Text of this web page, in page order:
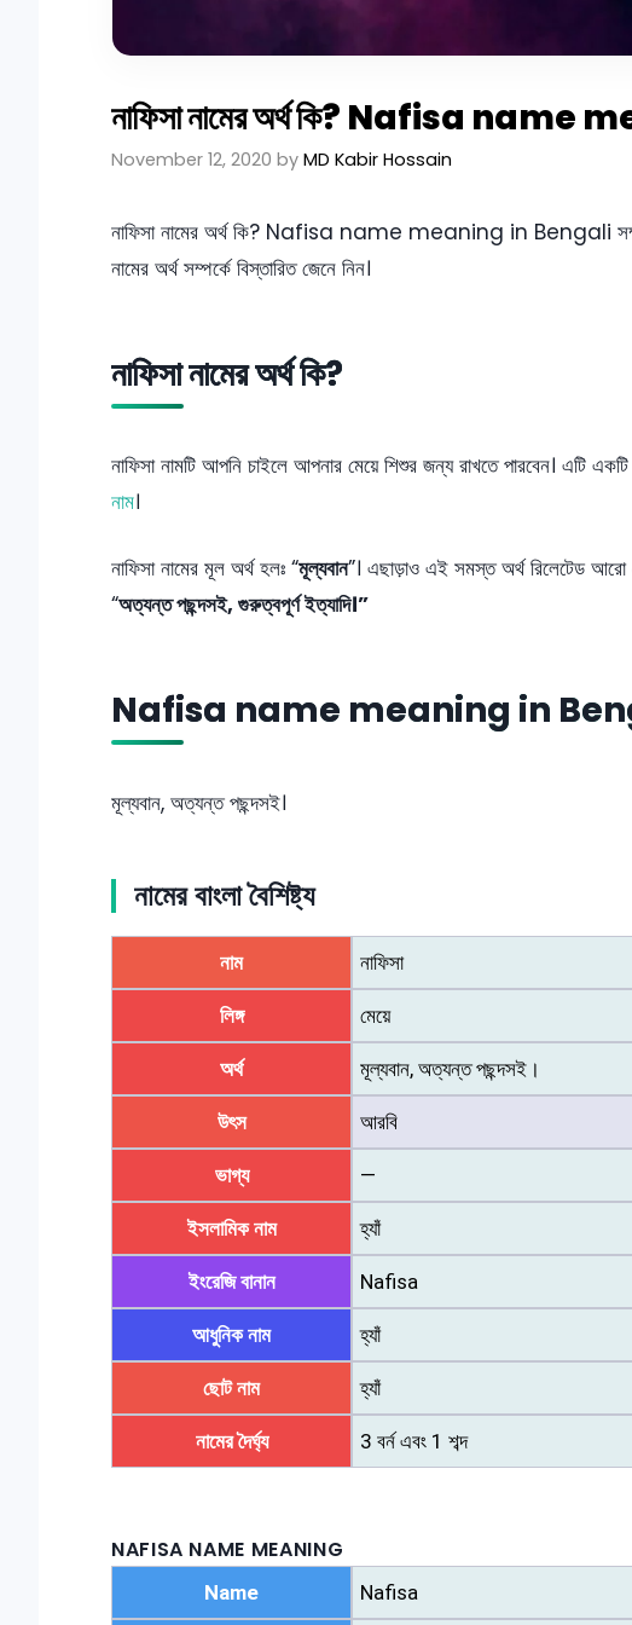
নাফিসা নামের অর্থ কি? Nafisa
November 12, 2020 by MD Kabir Hossain
নাফিসা নামের অর্থ কি? Nafisa name meaning in Bengali সম্পর্কে
নামের অর্থ সম্পর্কে বিস্তারিত জেনে নিন।
নাফিসা নামের অর্থ কি?
নাফিসা নামটি আপনি চাইলে আপনার মেয়ে শিশুর জন্য রাখতে পারবেন। এটি
নাম।
নাফিসা নামের মূল অর্থ হলঃ “মূল্যবান”। এছাড়াও এই সমস্ত অর্থ রিলেটেড
“অত্যন্ত পছন্দসই, গুরুত্বপূর্ণ ইত্যাদি।”
Nafisa name meaning in
মূল্যবান, অত্যন্ত পছন্দসই।
নামের বাংলা বৈশিষ্ট্য
নাম নাফিসা
লিঙ্গ মেয়ে
অর্থ মূল্যবান, অত্যন্ত পছন্দসই।
উৎস আরবি
ভাগ্য —
ইসলামিক নাম হ্যাঁ
ইংরেজি বানান Nafisa
আধুনিক নাম হ্যাঁ
ছোট নাম হ্যাঁ
নামের দৈর্ঘ্য 3 বর্ন এবং 1 শব্দ
NAFISA NAME MEANING
Name Nafisa